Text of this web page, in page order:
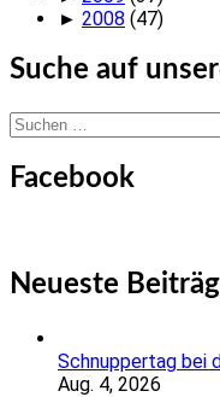
► 2008 (47)
Suche auf
Suchen
Facebook
Neueste
Schnuppertag bei
Aug. 4, 2026